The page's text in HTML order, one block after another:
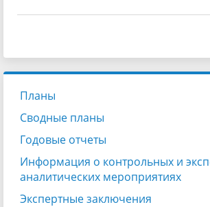
Планы
Сводные планы
Годовые отчеты
Информация о контрольных и
аналитических мероприятиях
Экспертные заключения